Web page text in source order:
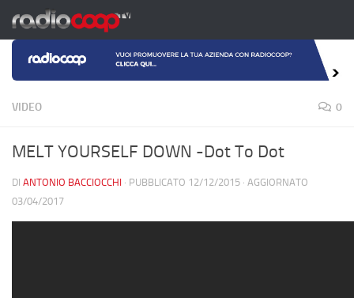
Salta al contenuto
VIDEO 0
MELT YOURSELF DOWN -Dot To Dot
DI ANTONIO BACCIOCCHI · PUBBLICATO 12/12/2015 · AGGIORNATO
03/04/2017